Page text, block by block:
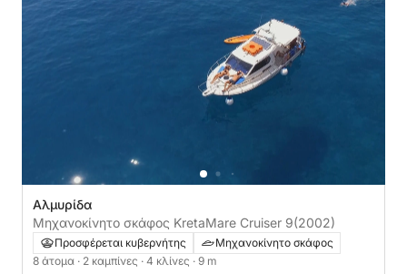
Αλμυρίδα
Μηχανοκίνητο σκάφος KretaMare Cruiser 9(2002)
Προσφέρεται κυβερνήτης
Μηχανοκίνητο σκάφος
8 άτομα · 2 καμπίνες · 4 κλίνες · 9 m